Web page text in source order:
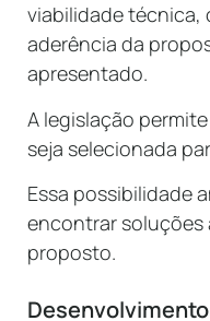
viabilidade técnica,
aderência da
apresentado.
A legislação
seja selecionada
Essa possibilidade
encontrar soluções
proposto.